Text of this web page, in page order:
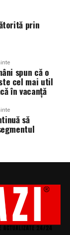
prin
spun că o
cel mai util
în vacanță
să